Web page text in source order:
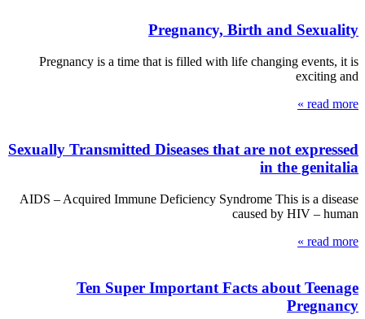
Pregnancy, Birth and Sexuality
Pregnancy is a time that is filled with life changing events, it is
exciting and
read more »
Sexually Transmitted Diseases that are not expressed
in the genitalia
AIDS – Acquired Immune Deficiency Syndrome This is a disease
caused by HIV – human
read more »
Ten Super Important Facts about Teenage
Pregnancy